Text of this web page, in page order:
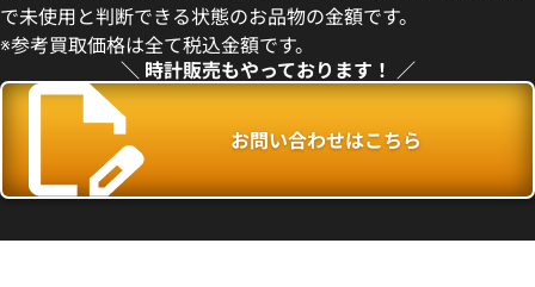
日時点の参考買取価格です
※2024年8月27日時点の参考
で未使用と判断できる状態のお品物の金額です。
※参考買取価格は全て税込金額です。
＼ 時計販売もやっております！ ／
お問い合わせはこちら